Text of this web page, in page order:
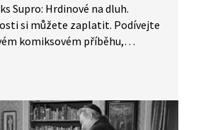
Supro: Hrdinové na dluh.
si můžete zaplatit. Podívejte
komiksovém příběhu,